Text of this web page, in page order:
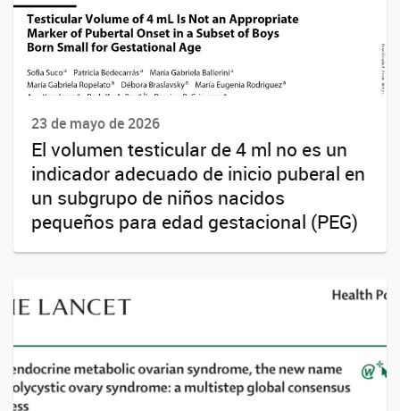
23 de mayo de 2026
El volumen testicular de 4 ml no es un
indicador adecuado de inicio puberal en
un subgrupo de niños nacidos
pequeños para edad gestacional (PEG)